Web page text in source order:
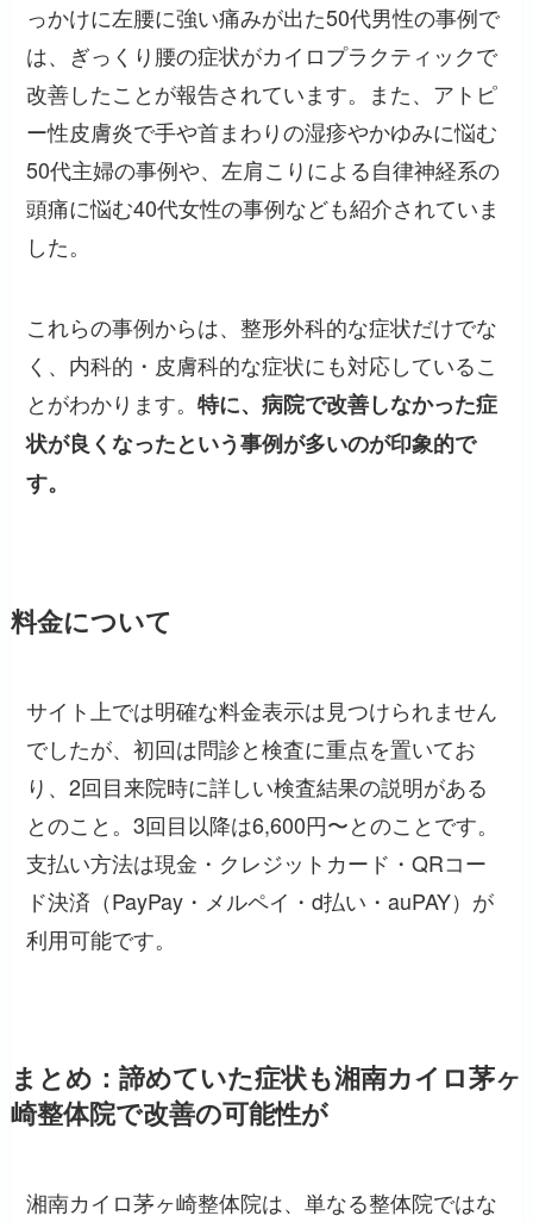
っかけに左腰に強い痛みが出た50代男性の事例で
は、ぎっくり腰の症状がカイロプラクティックで
改善したことが報告されています。また、アトピ
ー性皮膚炎で手や首まわりの湿疹やかゆみに悩む
50代主婦の事例や、左肩こりによる自律神経系の
頭痛に悩む40代女性の事例なども紹介されていま
した。
これらの事例からは、整形外科的な症状だけでな
く、内科的・皮膚科的な症状にも対応しているこ
とがわかります。特に、病院で改善しなかった症
状が良くなったという事例が多いのが印象的で
す。
料金について
サイト上では明確な料金表示は見つけられません
でしたが、初回は問診と検査に重点を置いてお
り、2回目来院時に詳しい検査結果の説明がある
とのこと。3回目以降は6,600円〜とのことです。
支払い方法は現金・クレジットカード・QRコー
ド決済（PayPay・メルペイ・d払い・auPAY）が
利用可能です。
まとめ：諦めていた症状も湘南カイロ茅ヶ
崎整体院で改善の可能性が
湘南カイロ茅ヶ崎整体院は、単なる整体院ではな